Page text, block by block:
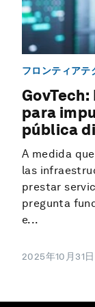
フロンティアテ
para
pública
A medida
las
prestar
pregunta
e...
2025年10月31日